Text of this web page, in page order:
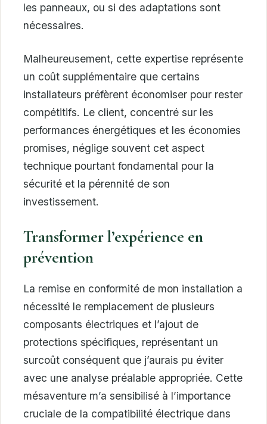
les panneaux, ou si des adaptations sont
nécessaires.
Malheureusement, cette expertise représente
un coût supplémentaire que certains
installateurs préfèrent économiser pour rester
compétitifs. Le client, concentré sur les
performances énergétiques et les économies
promises, néglige souvent cet aspect
technique pourtant fondamental pour la
sécurité et la pérennité de son
investissement.
Transformer l’expérience en
prévention
La remise en conformité de mon installation a
nécessité le remplacement de plusieurs
composants électriques et l’ajout de
protections spécifiques, représentant un
surcoût conséquent que j’aurais pu éviter
avec une analyse préalable appropriée. Cette
mésaventure m’a sensibilisé à l’importance
cruciale de la compatibilité électrique dans